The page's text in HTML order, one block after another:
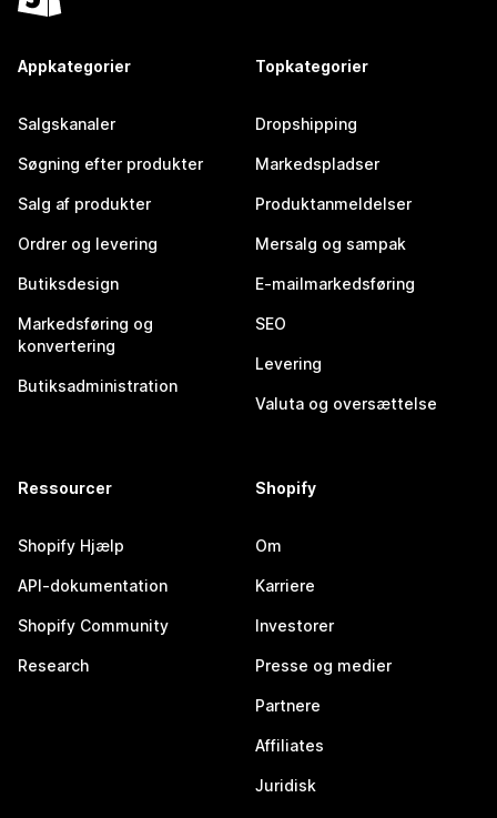
Appkategorier
Salgskanaler
Søgning efter produkter
Salg af produkter
Ordrer og levering
Butiksdesign
Markedsføring og
konvertering
Butiksadministration
Topkategorier
Dropshipping
Markedspladser
Produktanmeldelser
Mersalg og sampak
E-mailmarkedsføring
SEO
Levering
Valuta og oversættelse
Ressourcer
Shopify Hjælp
API-dokumentation
Shopify Community
Research
Shopify
Om
Karriere
Investorer
Presse og medier
Partnere
Affiliates
Juridisk